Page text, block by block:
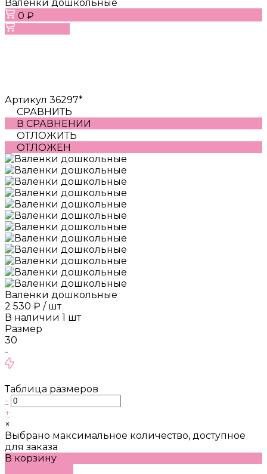
Валенки дошкольные
0 ₽
Артикул 36297*
СРАВНИТЬ
В СРАВНЕНИИ
ОТЛОЖИТЬ
ОТЛОЖЕН
Валенки дошкольные
2 530 ₽ / шт
В наличии 1 шт
Размер
30
-
Таблица размеров
-
+
×
Выбрано максимальное количество, доступное
для заказа
В корзину